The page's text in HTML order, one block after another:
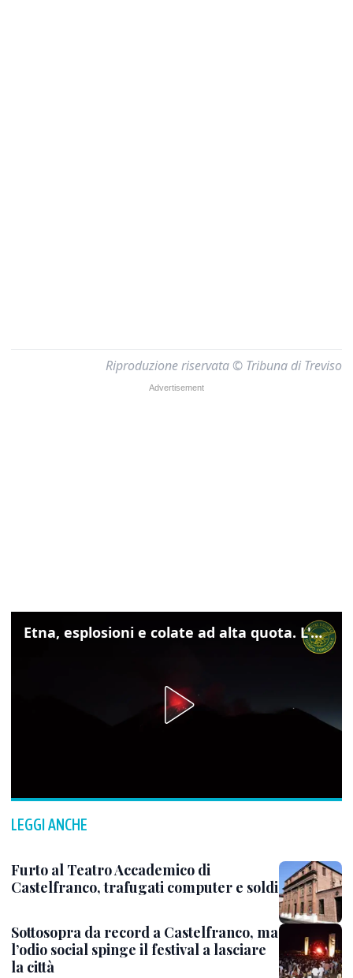
Riproduzione riservata © Tribuna di Treviso
Etna, esplosioni e colate ad alta quota. L'aeroporto di Catania verso la normalità
LEGGI ANCHE
Furto al Teatro Accademico di
Castelfranco, trafugati computer e soldi
Sottosopra da record a Castelfranco, ma
l’odio social spinge il festival a lasciare
la città